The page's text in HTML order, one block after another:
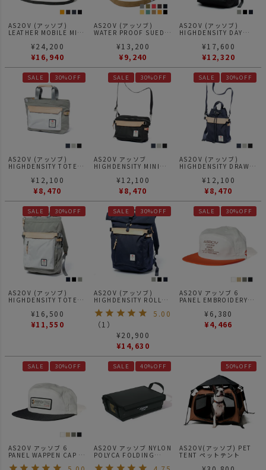
AS2OV (アッソブ)
LEATHER MOBILE MINI
ニショルダー
¥24,200
¥16,940
AS2OV (アッソブ)
WATER PROOF SUEDE
ショルダー バッグ
¥13,200
¥9,240
AS2OV (アッソブ)
HIGHDENSITY DAY
¥17,600
¥12,320
SALE 30%OFF
AS2OV (アッソブ)
HIGHDENSITY TOTE
¥12,100
¥8,470
SALE 30%OFF
AS2OV アッソブ
HIGHDENSITY MINI
¥12,100
¥8,470
SALE 30%OFF
AS2OV (アッソブ)
HIGHDENSITY DRAW
¥12,100
¥8,470
SALE 30%OFF
AS2OV (アッソブ)
HIGHDENSITY TOTE
クパック
¥16,500
¥11,550
SALE 30%OFF
AS2OV (アッソブ)
HIGHDENSITY ROLL
BACKPACK /バックパッ
ク
5.00
（1 ）
¥20,900
¥14,630
SALE 30%OFF
AS2OV アッソブ 6
PANEL EMBROIDERY
子 刺繍 ゴルフシリーズ
¥ 6,380
¥4,466
SALE 30%OFF
AS2OV アッソブ 6
PANEL WAPPEN CAP -
PATCH GOLF キャップ
SALE 40%OFF
AS2OV アッソブ NYLON
POLYCA FOLDING
TRAY 折り畳みトレー
50%OFF
AS2OV(アッソブ) PET
TENT ペットテント